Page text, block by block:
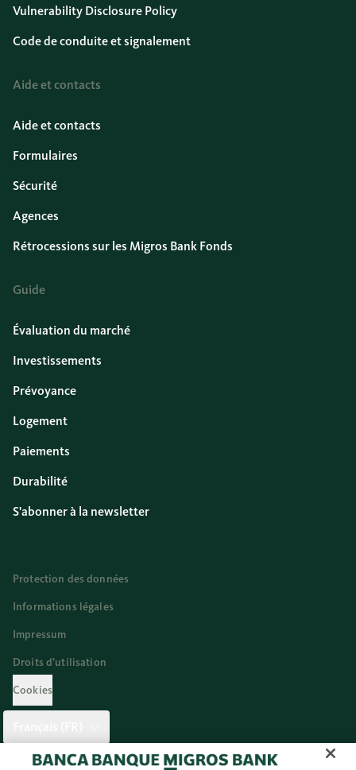
Vulnerability Disclosure Policy
Code de conduite et signalement
Aide et contacts
Aide et contacts
Formulaires
Sécurité
Agences
Rétrocessions sur les Migros Bank Fonds
Guide
Évaluation du marché
Investissements
Prévoyance
Logement
Paiements
Durabilité
S'abonner à la newsletter
Protection des données
Informations légales
Impressum
Droits d’utilisation
Cookies